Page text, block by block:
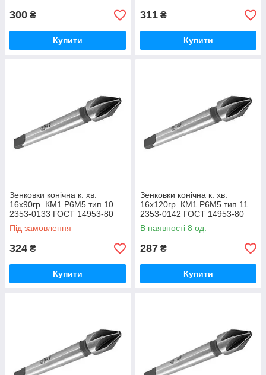
300 ₴
Купити
311 ₴
Купити
Зенковки конічна к. хв.
16х90гр. КМ1 Р6М5 тип 10
2353-0133 ГОСТ 14953-80
(ВІЗ)
Під замовлення
324 ₴
Купити
Зенковки конічна к. хв.
16х120гр. КМ1 Р6М5 тип 11
2353-0142 ГОСТ 14953-80
(ВІЗ)
В наявності 8 од.
287 ₴
Купити